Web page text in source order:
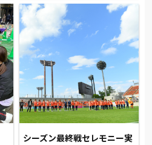
シーズン最終戦セレモニー実